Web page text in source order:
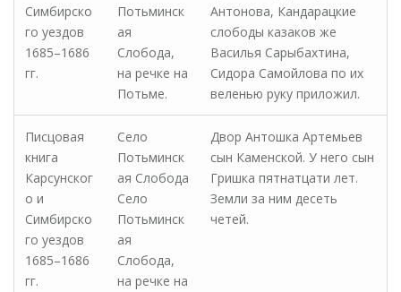
Симбирско
го уездов
1685–1686
гг.
Потьминск
ая
Слобода,
на речке на
Потьме.
Антонова, Кандарацкие
слободы казаков же
Василья Сарыбахтина,
Сидора Самойлова по их
веленью руку приложил.
Писцовая
книга
Карсунског
о и
Симбирско
го уездов
1685–1686
гг.
Село
Потьминск
ая Слобода
Село
Потьминск
ая
Слобода,
на речке на
Двор Антошка Артемьев
сын Каменской. У него сын
Гришка пятнатцати лет.
Земли за ним десеть
четей.